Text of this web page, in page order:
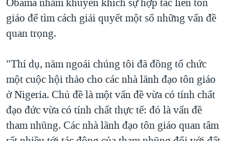
giáo để tìm cách giải quyết một số những vấn đề
quan trọng.
"Thí dụ, năm ngoái chúng tôi đã đồng tổ chức
một cuộc hội thảo cho các nhà lãnh đạo tôn giáo
ở Nigeria. Chủ đề là một vấn đề vừa có tính chất
đạo đức vừa có tính chất thực tế: đó là vấn đề
tham nhũng. Các nhà lãnh đạo tôn giáo quan tâm